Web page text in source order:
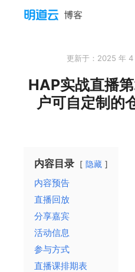
更新于： 2025 年 4
HAP实战直播
户可自定制的
内容目录 隐藏
内容预告
直播回放
分享嘉宾
活动信息
参与方式
直播课排期表